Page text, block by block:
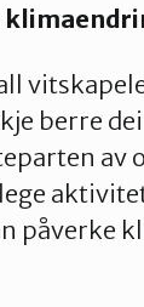
berre
av
påverke